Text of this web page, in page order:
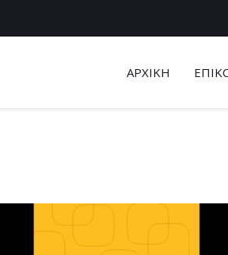
ΑΡΧΙΚΗ